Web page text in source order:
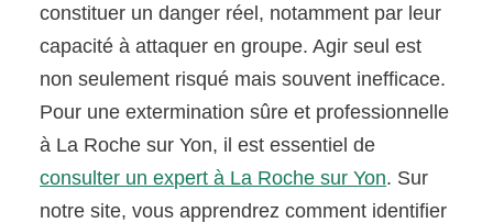
constituer un danger réel, notamment par leur
capacité à attaquer en groupe. Agir seul est
non seulement risqué mais souvent inefficace.
Pour une extermination sûre et professionnelle
à La Roche sur Yon, il est essentiel de
consulter un expert à La Roche sur Yon. Sur
notre site, vous apprendrez comment identifier